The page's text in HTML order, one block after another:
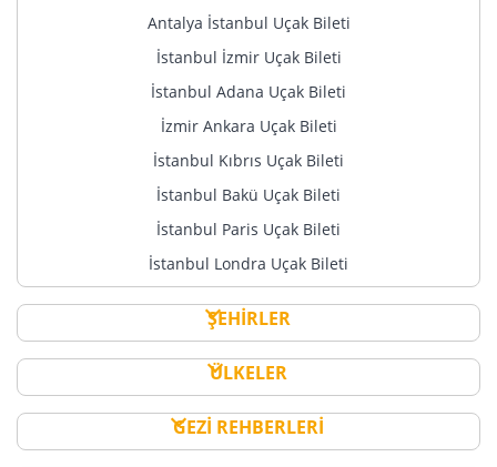
Antalya İstanbul Uçak Bileti
İstanbul İzmir Uçak Bileti
İstanbul Adana Uçak Bileti
İzmir Ankara Uçak Bileti
İstanbul Kıbrıs Uçak Bileti
İstanbul Bakü Uçak Bileti
İstanbul Paris Uçak Bileti
İstanbul Londra Uçak Bileti
ŞEHİRLER
ÜLKELER
GEZİ REHBERLERİ